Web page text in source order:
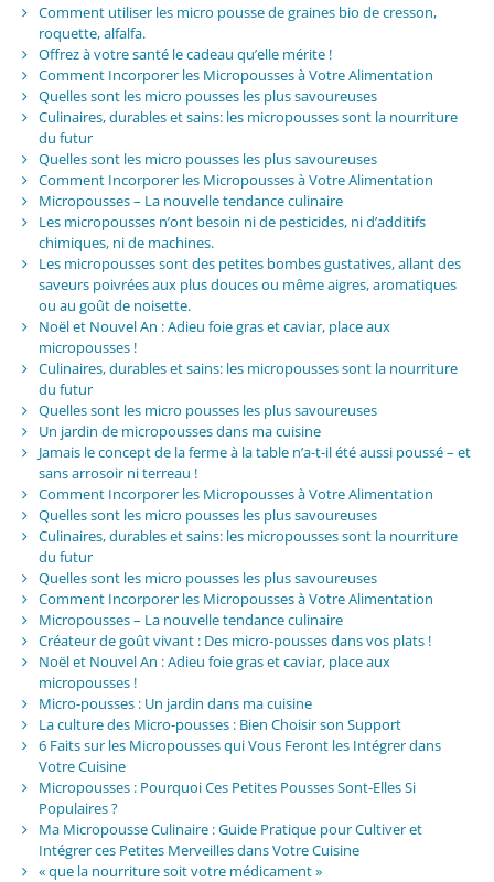
Comment utiliser les micro pousse de graines bio de cresson,
roquette, alfalfa.
Offrez à votre santé le cadeau qu’elle mérite !
Comment Incorporer les Micropousses à Votre Alimentation
Quelles sont les micro pousses les plus savoureuses
Culinaires, durables et sains: les micropousses sont la nourriture
du futur
Quelles sont les micro pousses les plus savoureuses
Comment Incorporer les Micropousses à Votre Alimentation
Micropousses – La nouvelle tendance culinaire
Les micropousses n’ont besoin ni de pesticides, ni d’additifs
chimiques, ni de machines.
Les micropousses sont des petites bombes gustatives, allant des
saveurs poivrées aux plus douces ou même aigres, aromatiques
ou au goût de noisette.
Noël et Nouvel An : Adieu foie gras et caviar, place aux
micropousses !
Culinaires, durables et sains: les micropousses sont la nourriture
du futur
Quelles sont les micro pousses les plus savoureuses
Un jardin de micropousses dans ma cuisine
Jamais le concept de la ferme à la table n’a-t-il été aussi poussé – et
sans arrosoir ni terreau !
Comment Incorporer les Micropousses à Votre Alimentation
Quelles sont les micro pousses les plus savoureuses
Culinaires, durables et sains: les micropousses sont la nourriture
du futur
Quelles sont les micro pousses les plus savoureuses
Comment Incorporer les Micropousses à Votre Alimentation
Micropousses – La nouvelle tendance culinaire
Créateur de goût vivant : Des micro-pousses dans vos plats !
Noël et Nouvel An : Adieu foie gras et caviar, place aux
micropousses !
Micro-pousses : Un jardin dans ma cuisine
La culture des Micro-pousses : Bien Choisir son Support
6 Faits sur les Micropousses qui Vous Feront les Intégrer dans
Votre Cuisine
Micropousses : Pourquoi Ces Petites Pousses Sont-Elles Si
Populaires ?
Ma Micropousse Culinaire : Guide Pratique pour Cultiver et
Intégrer ces Petites Merveilles dans Votre Cuisine
« que la nourriture soit votre médicament »